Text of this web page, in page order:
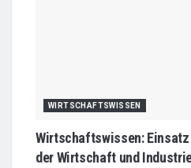
WIRTSCHAFTSWISSEN
Wirtschaftswissen: Einsatz
der Wirtschaft und